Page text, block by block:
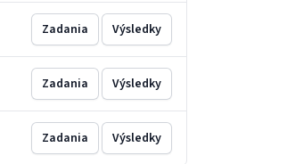
Zadania Výsledky
Zadania Výsledky
Zadania Výsledky